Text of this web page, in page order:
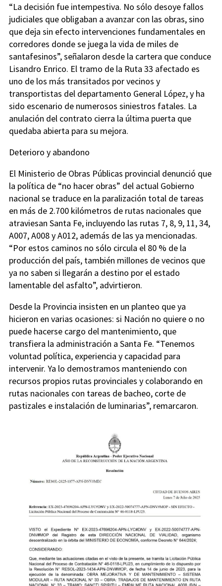
“La decisión fue intempestiva. No sólo desoye fallos
judiciales que obligaban a avanzar con las obras, sino
que deja sin efecto intervenciones fundamentales en
corredores donde se juega la vida de miles de
santafesinos”, señalaron desde la cartera que conduce
Lisandro Enrico. El tramo de la Ruta 33 afectado es
uno de los más transitados por vecinos y
transportistas del departamento General López, y ha
sido escenario de numerosos siniestros fatales. La
anulación del contrato cierra la última puerta que
quedaba abierta para su mejora.
Deterioro y abandono
El Ministerio de Obras Públicas provincial denunció que
la política de “no hacer obras” del actual Gobierno
nacional se traduce en la paralización total de tareas
en más de 2.700 kilómetros de rutas nacionales que
atraviesan Santa Fe, incluyendo las rutas 7, 8, 9, 11, 34,
A007, A008 y A012, además de las ya mencionadas.
“Por estos caminos no sólo circula el 80 % de la
producción del país, también millones de vecinos que
ya no saben si llegarán a destino por el estado
lamentable del asfalto”, advirtieron.
Desde la Provincia insisten en un planteo que ya
hicieron en varias ocasiones: si Nación no quiere o no
puede hacerse cargo del mantenimiento, que
transfiera la administración a Santa Fe. “Tenemos
voluntad política, experiencia y capacidad para
intervenir. Ya lo demostramos manteniendo con
recursos propios rutas provinciales y colaborando en
rutas nacionales con tareas de bacheo, corte de
pastizales e instalación de luminarias”, remarcaron.